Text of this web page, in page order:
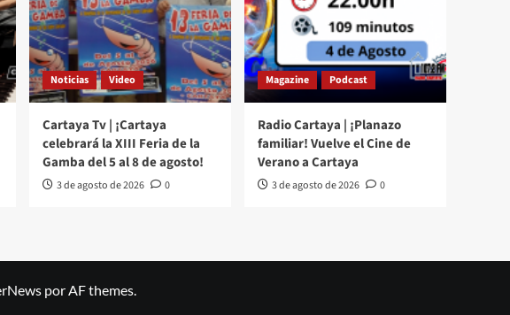
Noticias Video
Cartaya Tv | ¡Cartaya
celebrará la XIII Feria de la
Gamba del 5 al 8 de agosto!
3 de agosto de 2026 0
Magazine Podcast
Radio Cartaya | ¡Planazo
familiar! Vuelve el Cine de
Verano a Cartaya
3 de agosto de 2026 0
por AF themes.